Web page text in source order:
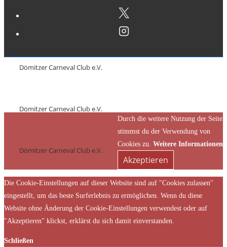
Dömitzer Carneval Club e.V.
Dömitzer Carneval Club e.V.
Dömitzer Carneval Club e.V.
Durch die weitere Nutzung der Seite
stimmst du der Verwendung von
Cookies zu. Weitere Informationen
Akzeptieren
Die Cookie-Einstellungen auf dieser Website sind auf "Cookies zulassen"
eingestellt, um das beste Surferlebnis zu ermöglichen. Wenn du diese
Website ohne Änderung der Cookie-Einstellungen verwendest oder auf
"Akzeptieren" klickst, erklärst du sich damit einverstanden.
Schließen